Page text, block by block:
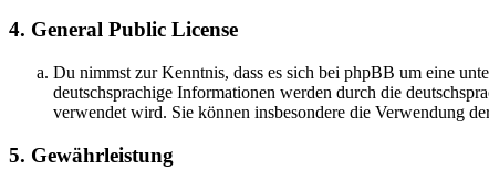
4. General Public License
Du nimmst zur Kenntnis, dass es sich bei phpBB um eine
deutschsprachige Informationen werden durch die
verwendet wird. Sie können insbesondere die Verwendung
5. Gewährleistung